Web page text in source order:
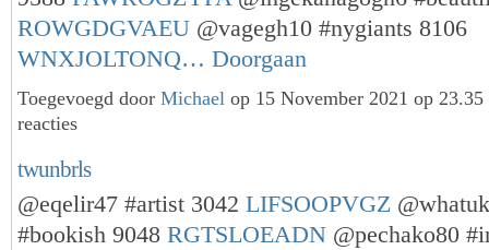
ROWGDGVAEU @vagegh10 #nygiants 8106
WNXJOLTONQ… Doorgaan
Toegevoegd door Michael op 15 November 2021 op
reacties
twunbrls
@eqelir47 #artist 3042 LIFSOOPVGZ
#bookish 9048 RGTSLOEADN @pechako80